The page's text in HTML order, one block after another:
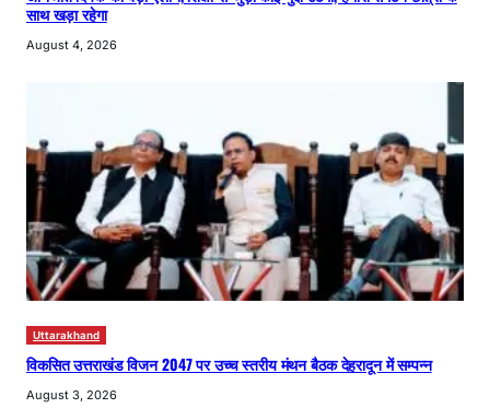
साथ खड़ा रहेगा
August 4, 2026
Uttarakhand
विकसित उत्तराखंड विजन 2047 पर उच्च स्तरीय मंथन बैठक देहरादून में सम्पन्न
August 3, 2026